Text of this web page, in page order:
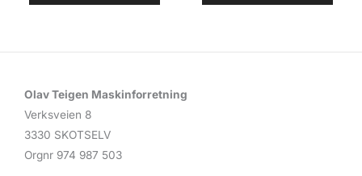
Olav Teigen Maskinforretning
Verksveien 8
3330 SKOTSELV
Orgnr 974 987 503